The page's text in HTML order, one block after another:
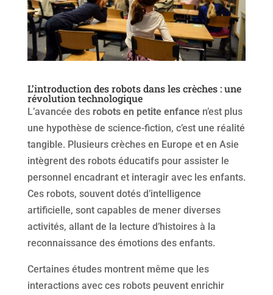
L’introduction des robots dans les crèches : une
révolution technologique
L’avancée des robots en petite enfancen’est plus
une hypothèse de science-fiction, c’est une réalité
tangible. Plusieurs crèches en Europe et en Asie
intègrent des robots éducatifs pour assister le
personnel encadrant et interagir avec les enfants.
Ces robots, souvent dotés d’intelligence
artificielle, sont capables de mener diverses
activités, allant de la lecture d’histoires à la
reconnaissance des émotions des enfants.
Certaines études montrent même que les
interactions avec ces robots peuvent enrichir